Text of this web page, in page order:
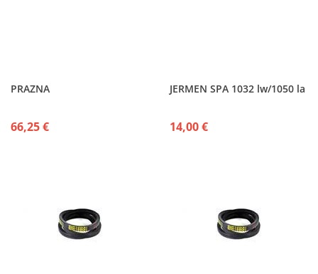
PRAZNA
66,25 €
JERMEN SPA 1032 lw/1050 la
14,00 €